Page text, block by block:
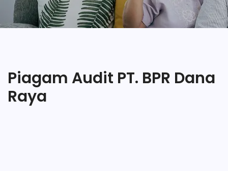
Piagam Audit PT. BPR Dana
Raya